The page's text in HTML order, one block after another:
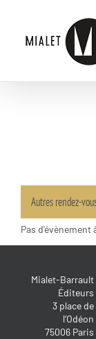
Autres rendez-
Pas d'évènement
Mialet-Barrault
Éditeurs
3 place de
l’Odéon
75006 Paris